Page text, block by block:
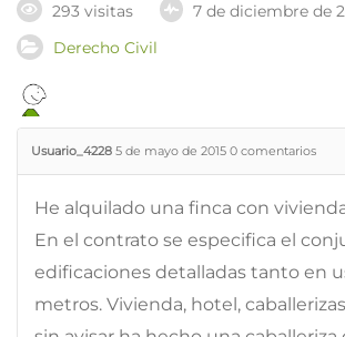
293 visitas
7 de diciembre de
Derecho Civil
Usuario_4228 5 de mayo de 2015 0 comentarios
He alquilado una finca con
En el contrato se especifica el
edificaciones detalladas tanto en
metros. Vivienda, hotel,